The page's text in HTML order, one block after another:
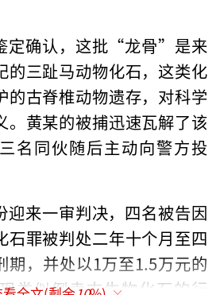
定确认，这批“龙骨”是来
的三趾马动物化石，这类化
的古脊椎动物遗存，对科学
。黄某的被捕迅速瓦解了该
名同伙随后主动向警方投
迎来一审判决，四名被告因
石罪被判处二年十个月至四
期，并处以1万至1.5万元的
类似倒卖古生物化石的行